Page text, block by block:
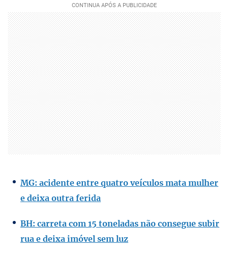
MG: acidente entre quatro veículos mata mulher
e deixa outra ferida
BH: carreta com 15 toneladas não consegue subir
rua e deixa imóvel sem luz